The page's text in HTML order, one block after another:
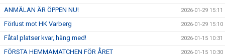
ANMÄLAN ÄR ÖPPEN NU! 2026-01-29 15:11
Förlust mot HK Varberg 2026-01-29 15:10
Fåtal platser kvar, häng med! 2026-01-15 10:31
FÖRSTA HEMMAMATCHEN FÖR ÅRET 2026-01-15 10:30